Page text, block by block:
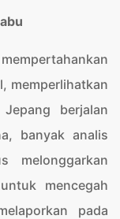
memperlihatkan
berjalan
banyak analis
melonggarkan
mencegah
pada